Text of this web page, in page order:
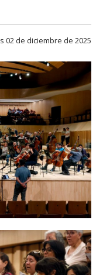
02 de diciembre de 2025
a la Orquesta
de Chile.